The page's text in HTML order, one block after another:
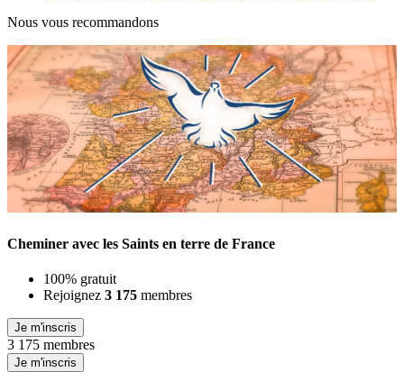
Nous vous recommandons
Cheminer avec les Saints en terre de France
100% gratuit
Rejoignez 3 175 membres
Je m'inscris
3 175 membres
Je m'inscris